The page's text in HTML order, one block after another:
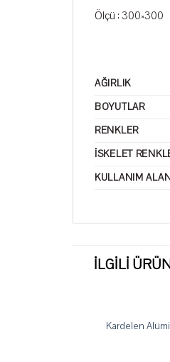
Ölçü : 300×300
AĞIRLIK
BOYUTLAR
RENKLER
İSKELET
KULLANIM
İLGILI
Kardelen